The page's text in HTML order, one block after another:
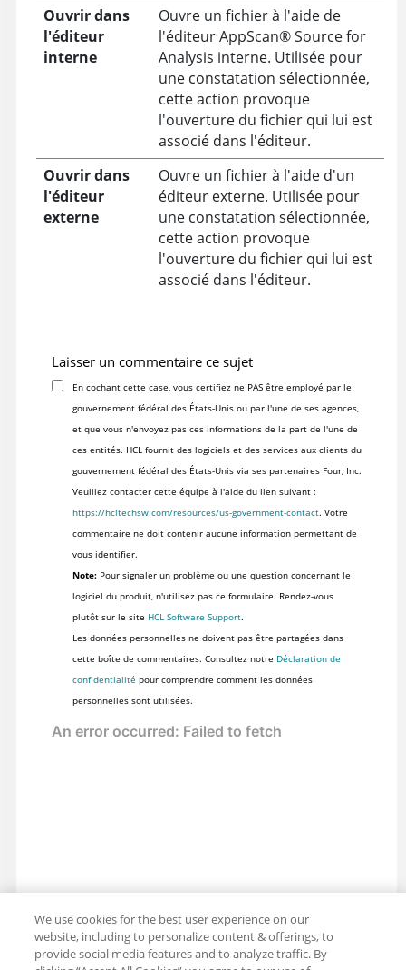
Ouvrir dans
l'éditeur
interne
Ouvre un fichier à l'aide de
l'éditeurAppScan®Source for
Analysis interne. Utilisée pour
une constatation sélectionnée,
cette action provoque
l'ouverture du fichier qui lui est
associé dans l'éditeur.
Ouvrir dans
l'éditeur
externe
Ouvre un fichier à l'aide d'un
éditeur externe. Utilisée pour
une constatation sélectionnée,
cette action provoque
l'ouverture du fichier qui lui est
associé dans l'éditeur.
Laisser un commentaire ce sujet
En cochant cette case, vous certifiez ne PAS être employé par le
gouvernement fédéral des États-Unis ou par l'une de ses agences,
et que vous n'envoyez pas ces informations de la part de l'une de
ces entités. HCL fournit des logiciels et des services aux clients du
gouvernement fédéral des États-Unis via ses partenaires Four, Inc.
Veuillez contacter cette équipe à l'aide du lien suivant :
https://hcltechsw.com/resources/us-government-contact. Votre
commentaire ne doit contenir aucune information permettant de
vous identifier.
Note:Pour signaler un problème ou une question concernant le
logiciel du produit, n'utilisez pas ce formulaire. Rendez-vous
plutôt sur le site HCL Software Support.
Les données personnelles ne doivent pas être partagées dans
cette boîte de commentaires. Consultez notre Déclaration de
confidentialité pour comprendre comment les données
personnelles sont utilisées.
We use cookies for the best user experience on our
website, including to personalize content & offerings, to
provide social media features and to analyze traffic. By